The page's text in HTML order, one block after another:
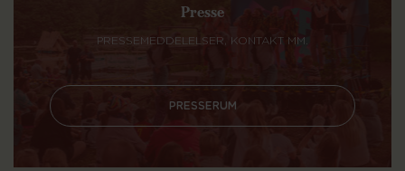
Presse
PRESSEMEDDELELSER, KONTAKT MM.
PRESSERUM